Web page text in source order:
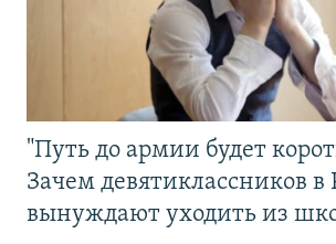
"Путь до армии будет
Зачем девятиклассников в
вынуждают уходить из